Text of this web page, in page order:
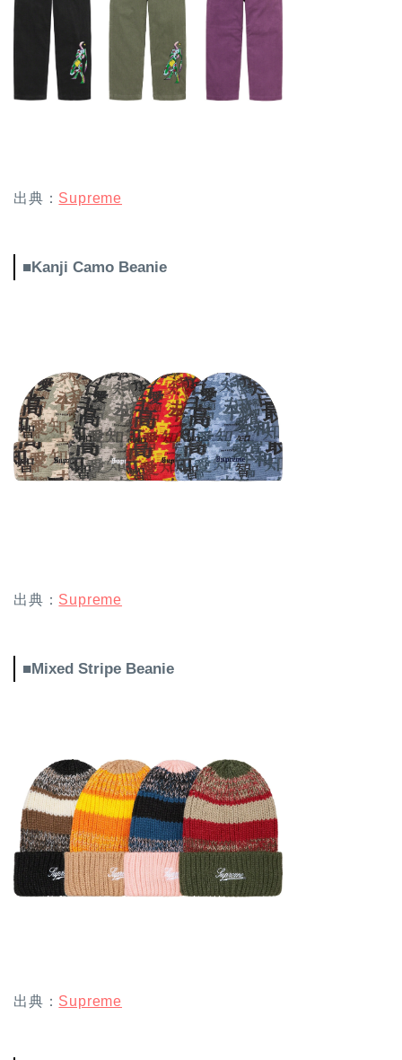
出典： Supreme
■Kanji Camo Beanie
出典： Supreme
■Mixed Stripe Beanie
出典： Supreme